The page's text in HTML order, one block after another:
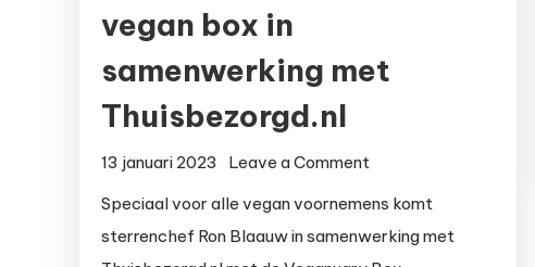
vegan box in
samenwerking met
Thuisbezorgd.nl
13 januari 2023 Leave a Comment
Speciaal voor alle vegan voornemens komt
sterrenchef Ron Blaauw in samenwerking met